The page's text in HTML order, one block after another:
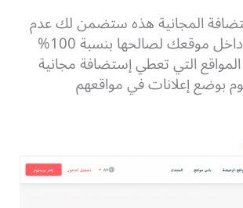
المجانية هذه ستضمن لك عدم
ضم أي إعلانات داخل موقعك لصالحها بنسبة 100%
التي تعطي إستضافة مجانية
بوضع إعلانات في مواقعهم